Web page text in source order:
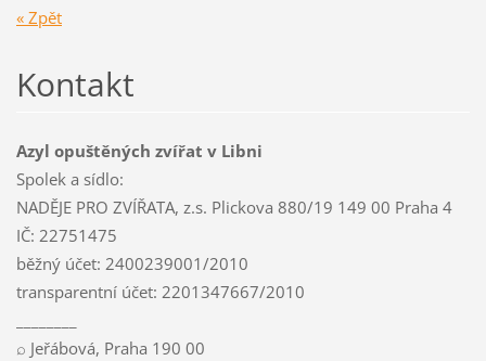
« Zpět
Kontakt
Azyl opuštěných zvířat v Libni
Spolek a sídlo:
NADĚJE PRO ZVÍŘATA, z.s. Plickova 880/19 149 00 Praha 4
IČ: 22751475
běžný účet: 2400239001/2010
transparentní účet: 2201347667/2010
⌕ Jeřábová, Praha 190 00